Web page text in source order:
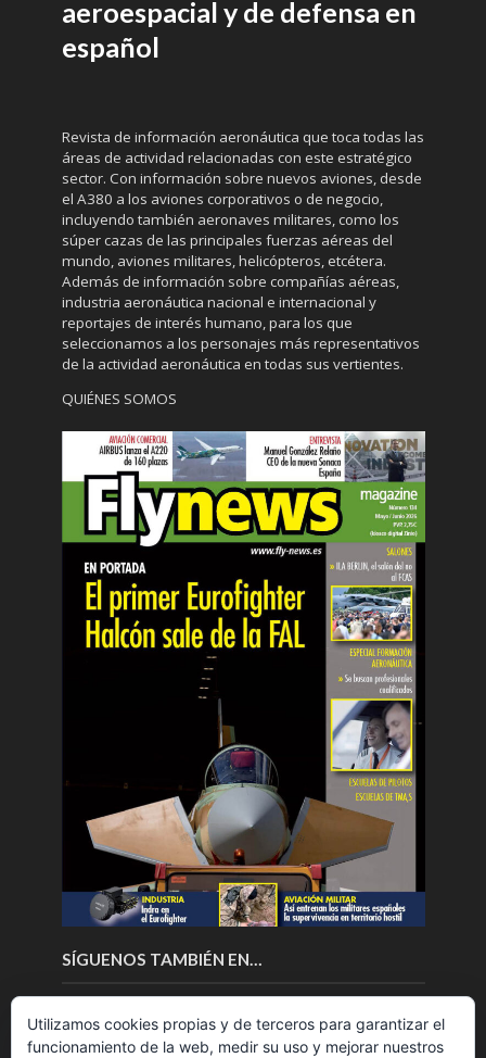
aeroespacial y de defensa en
español
Revista de información aeronáutica que toca todas las
áreas de actividad relacionadas con este estratégico
sector. Con información sobre nuevos aviones, desde
el A380 a los aviones corporativos o de negocio,
incluyendo también aeronaves militares, como los
súper cazas de las principales fuerzas aéreas del
mundo, aviones militares, helicópteros, etcétera.
Además de información sobre compañías aéreas,
industria aeronáutica nacional e internacional y
reportajes de interés humano, para los que
seleccionamos a los personajes más representativos
de la actividad aeronáutica en todas sus vertientes.
QUIÉNES SOMOS
SÍGUENOS TAMBIÉN EN…
Utilizamos cookies propias y de terceros para garantizar el
funcionamiento de la web, medir su uso y mejorar nuestros